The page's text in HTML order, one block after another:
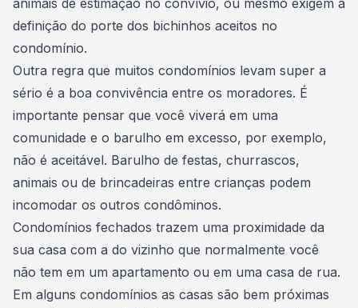
animais de estimação no convívio, ou mesmo exigem a
definição do porte dos bichinhos aceitos no
condomínio.
Outra regra que muitos condomínios levam super a
sério é a boa convivência entre os moradores. É
importante pensar que você viverá em uma
comunidade e o barulho em excesso, por exemplo,
não é aceitável. Barulho de festas, churrascos,
animais ou de brincadeiras entre crianças podem
incomodar os outros condôminos.
Condomínios fechados trazem uma proximidade da
sua casa com a do vizinho que normalmente você
não tem em um apartamento ou em uma casa de rua.
Em alguns condomínios as casas são bem próximas